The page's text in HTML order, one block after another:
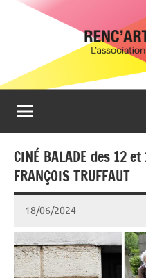
Renc'Art
Méliès
Association
spectateurs
du
cinéma
Le
Montreuil
CINÉ BALADE des 12
FRANÇOIS TRUFFAUT
18/06/2024
Isabelle
Devaux